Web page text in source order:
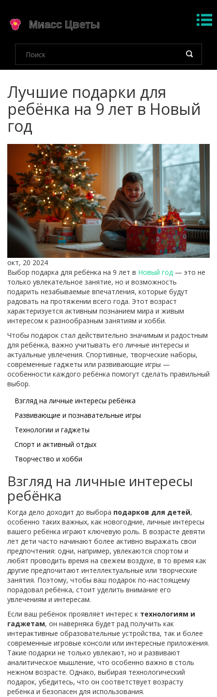
Лучшие подарки для
ребёнка на 9 лет в Новый
год
окт, 20 2024
Выбор подарка для ребёнка на 9 лет в Новый год — это не
только увлекательное занятие, но и возможность
подарить незабываемые впечатления, которые будут
радовать на протяжении всего года. Этот возраст
характеризуется активным познанием мира и живым
интересом к разнообразным занятиям и хобби.
Чтобы подарок стал действительно значимым и радостным
для ребёнка, важно учитывать его личные интересы и
актуальные увлечения. Спортивные, творческие наборы,
современные гаджеты или развивающие игры —
особенности каждого ребёнка помогут сделать правильный
выбор.
Взгляд на личные интересы ребёнка
Развивающие и познавательные игры
Технологии и гаджеты
Спорт и активный отдых
Творчество и хобби
Взгляд на личные интересы
ребёнка
Когда дело доходит до выбора подарков для детей,
особенно таких важных, как новогодние, личные интересы
вашего ребёнка играют ключевую роль. В возрасте девяти
лет дети часто начинают более активно выражать свои
предпочтения: одни, например, увлекаются спортом и
любят проводить время на свежем воздухе, в то время как
другие предпочитают интеллектуальные или творческие
занятия. Поэтому, чтобы ваш подарок по-настоящему
порадовал ребёнка, стоит уделить внимание его
увлечениям и интересам.
Если ваш ребёнок проявляет интерес к технологиям и
гаджетам, он наверняка будет рад получить как
интерактивные образовательные устройства, так и более
современные игровые консоли или интересные приложения.
Такие подарки не только увлекают, но и развивают
аналитическое мышление, что особенно важно в столь
нежном возрасте. Однако, выбирая технологический
подарок, убедитесь, что он соответствует возрасту
ребёнка и безопасен для использования.